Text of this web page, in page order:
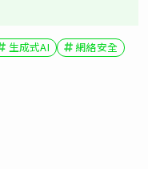
生成式AI 網絡安全